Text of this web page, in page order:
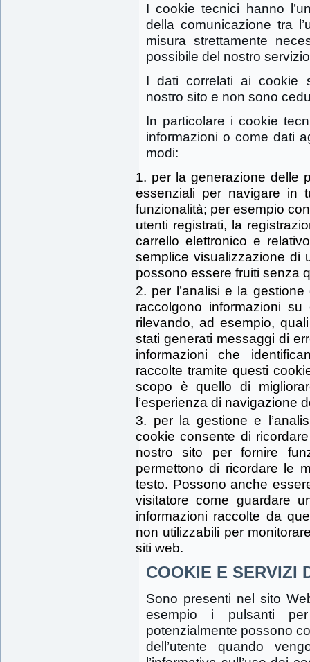
I cookie tecnici hanno
della comunicazione tra
misura strettamente
possibile del nostro
I dati correlati ai cookie
nostro sito e non sono
In particolare i cookie
informazioni o come dati
modi:
per la generazione delle
essenziali per navigare in
funzionalità; per esempio
utenti registrati, la
carrello elettronico e
semplice visualizzazione di
possono essere fruiti senza
per l’analisi e la
raccolgono informazioni
rilevando, ad esempio,
stati generati messaggi di
informazioni che
raccolte tramite questi
scopo è quello di
l’esperienza di navigazione
per la gestione e
cookie consente di
nostro sito per fornire
permettono di ricordare le
testo. Possono anche
visitatore come guardare
informazioni raccolte da
non utilizzabili per
siti web.
COOKIE E SERVIZI
Sono presenti nel sito
esempio i pulsanti
potenzialmente possono
dell’utente quando